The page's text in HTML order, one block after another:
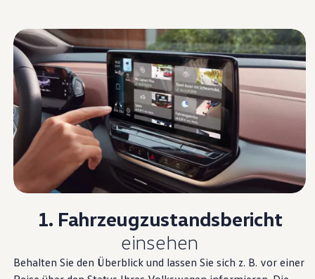
1. Fahrzeugzustandsbericht
einsehen
Behalten Sie den Überblick und lassen Sie sich z. B. vor einer